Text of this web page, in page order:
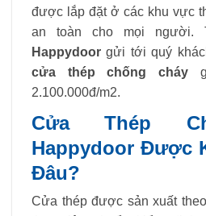
được lắp đặt ở các khu vực
an toàn cho mọi người.
Happydoor gửi tới quý
cửa thép chống cháy
2.100.000đ/m2.
Cửa Thép
Happydoor Được
Đâu?
Cửa thép được sản xuất